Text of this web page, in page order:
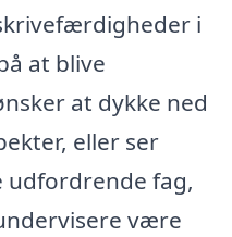
i
at blive
at dykke ned
eller ser
udfordrende fag,
være